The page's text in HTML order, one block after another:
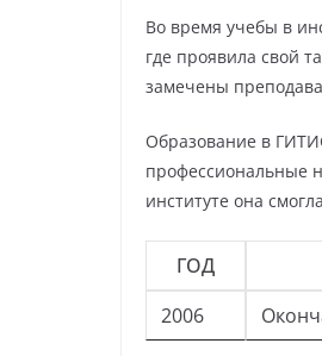
Во время учебы в
где проявила свой
замечены
Образование в
профессиональные
институте она
ГОД
2006